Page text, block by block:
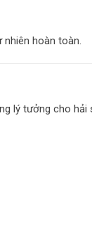
hoàn toàn.
lý tưởng cho hải